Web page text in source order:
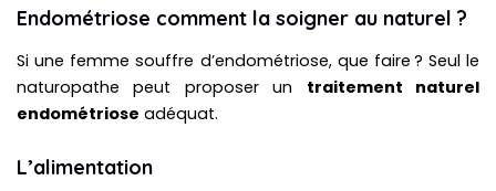
Endométriose comment la soigner au naturel ?
Si une femme souffre d’endométriose, que faire ? Seul le
naturopathe peut proposer un traitement naturel
endométriose adéquat.
L’alimentation